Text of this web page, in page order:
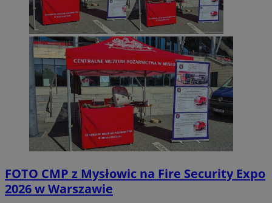
FOTO CMP z Mysłowic na Fire Security Expo
2026 w Warszawie